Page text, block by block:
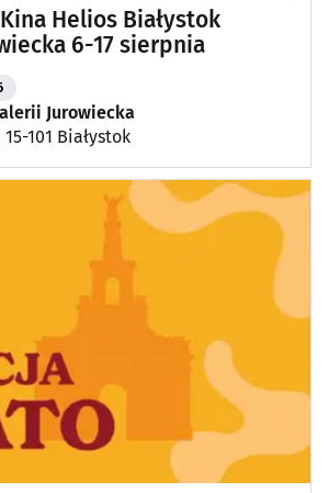
Kina Helios Białystok
6-17 sierpnia
Jurowiecka
101 Białystok